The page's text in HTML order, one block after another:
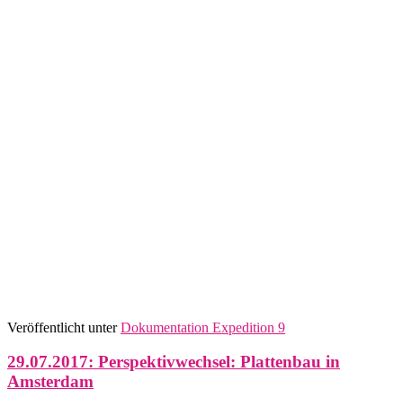
Veröffentlicht unter Dokumentation Expedition 9
29.07.2017: Perspektivwechsel: Plattenbau in
Amsterdam